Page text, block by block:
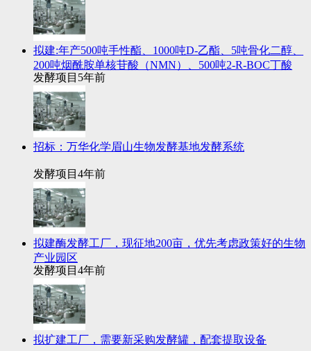
拟建:年产500吨手性酯、1000吨D-乙酯、5吨骨化二醇、
200吨烟酰胺单核苷酸（NMN）、500吨2-R-BOC丁酸
发酵项目 5年前
招标：万华化学眉山生物发酵基地发酵系统
发酵项目 4年前
拟建酶发酵工厂，现征地200亩，优先考虑政策好的生物
产业园区
发酵项目 4年前
拟扩建工厂，需要新采购发酵罐，配套提取设备